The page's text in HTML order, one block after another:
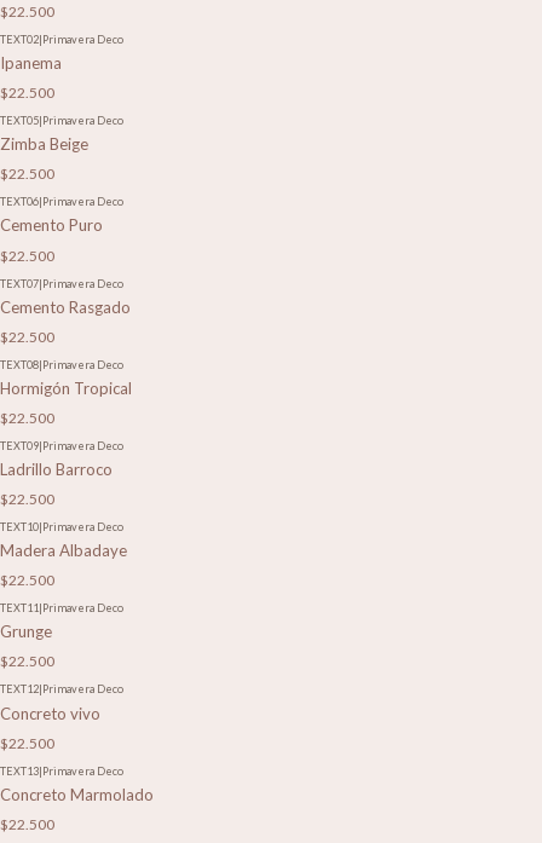
$22.500
TEXT02|Primavera Deco
Ipanema
$22.500
TEXT05|Primavera Deco
Zimba Beige
$22.500
TEXT06|Primavera Deco
Cemento Puro
$22.500
TEXT07|Primavera Deco
Cemento Rasgado
$22.500
TEXT08|Primavera Deco
Hormigón Tropical
$22.500
TEXT09|Primavera Deco
Ladrillo Barroco
$22.500
TEXT10|Primavera Deco
Madera Albadaye
$22.500
TEXT11|Primavera Deco
Grunge
$22.500
TEXT12 Primavera Deco
Concreto vivo
$22.500
TEXT13|Primavera Deco
Concreto Marmolado
$22.500